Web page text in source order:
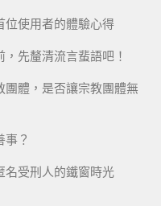
位使用者的體驗心得
先釐清流言蜚語吧！
團體，是否讓宗教團體無
事？
名受刑人的鐵窗時光